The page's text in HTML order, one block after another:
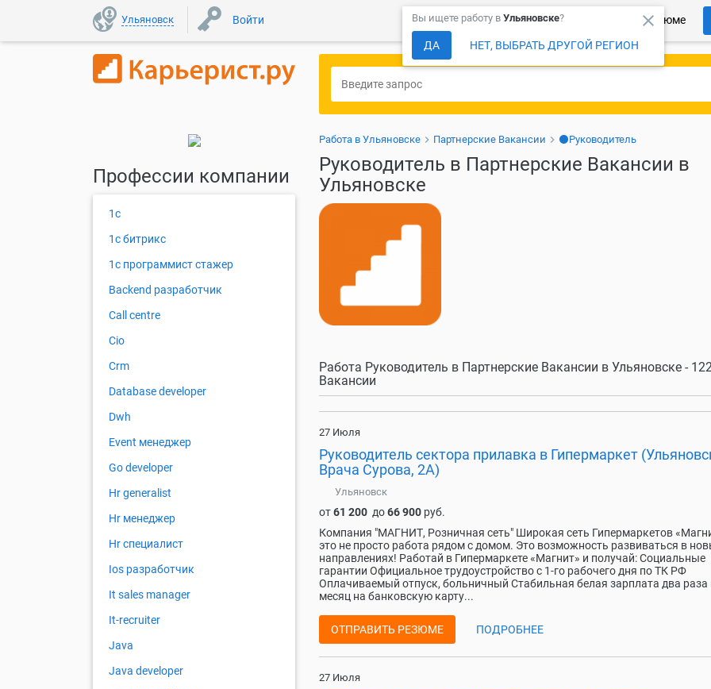
Ульяновск Войти Более 150 000 компаний ждут Ваше резюме
close
Вы ищете работу в Ульяновске?
ДА НЕТ, ВЫБРАТЬ ДРУГОЙ РЕГИОН
Работа в Ульяновске Партнерские Вакансии ⚫Руководитель
Руководитель в Партнерские Вакансии в
Ульяновске
Работа Руководитель в Партнерские Вакансии в Ульяновске -
Вакансии
27 Июля
Руководитель сектора прилавка в Гипермаркет
Врача Сурова, 2А)
Ульяновск
от61 200 до66 900 руб.
Компания "МАГНИТ, Розничная сеть" Широкая сеть Гипермаркетов
это не просто работа рядом с домом. Это возможность развиваться в
направлениях! Работай в Гипермаркете «Магнит» и получай: Социальные
гарантии Официальное трудоустройство с 1-го рабочего дня по ТК РФ
Оплачиваемый отпуск, больничный Стабильная белая зарплата два раза
месяц на банковскую карту...
ОТПРАВИТЬ РЕЗЮМЕ ПОДРОБНЕЕ
27 Июля
Профессии компании
1с
1с битрикс
1с программист стажер
Backend разработчик
Call centre
Cio
Crm
Database developer
Dwh
Event менеджер
Go developer
Hr generalist
Hr менеджер
Hr специалист
Ios разработчик
It sales manager
It-recruiter
Java
Java developer